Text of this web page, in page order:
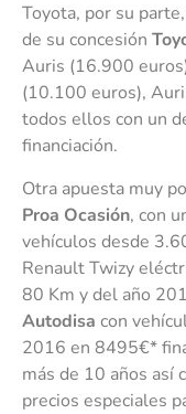
Toyota, por su
de su concesión
Auris (16.900
(10.100 euros),
todos ellos con un
financiación.
Otra apuesta muy
Proa Ocasión, con
vehículos desde
Renault Twizy
80 Km y del año
Autodisa con
2016 en 8495€*
más de 10 años así
precios especiales